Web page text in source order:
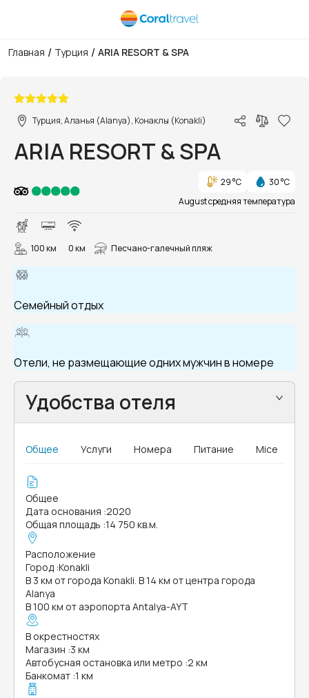
Главная / Турция / ARIA RESORT & SPA
Турция, Аланья (Alanya), Конаклы (Konakli)
ARIA RESORT & SPA
29 °C
30 °C
August средняя температура
100 км 0 км Песчано-галечный пляж
Семейный отдых
Отели, не размещающие одних мужчин в номере
Удобства отеля
Общее Услуги Номера Питание Mice
Общее
Дата основания :2020
Общая площадь :14 750 кв.м.
Расположение
Город :Konakli
В 3 км от города Konakli. В 14 км от центра города
Alanya
В 100 км от аэропорта Antalya-AYT
В окрестностях
Магазин :3 км
Автобусная остановка или метро :2 км
Банкомат :1 км